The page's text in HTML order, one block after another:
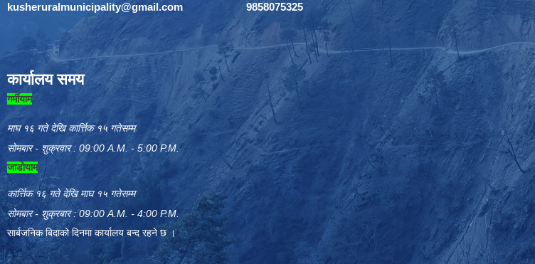
kusheruralmunicipality@gmail.com
कार्यालय समय
गर्मीयाम
माघ १६ गते देखि कार्त्तिक १५ गतेसम्म
सोमबार - शुक्रवार : 09:00 A.M. - 5:00 P.M.
जाडोयाम
कार्त्तिक १६ गते देखि माघ १५ गतेसम्म
सोमबार - शुक्रबार : 09:00 A.M. - 4:00 P.M.
सार्बजनिक बिदाको दिनमा कार्यालय बन्द रहने छ ।
9858075325